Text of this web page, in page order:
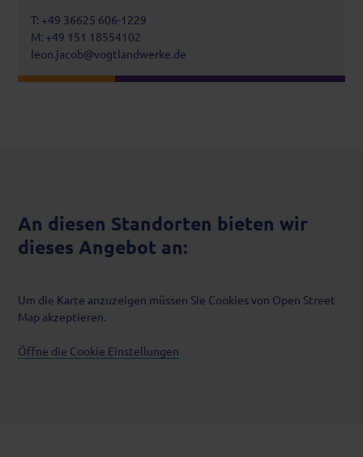
T: +49 36625 606-1229
M: +49 151 18554102
leon.jacob@vogtlandwerke.de
An diesen Standorten bieten wir
dieses Angebot an:
Um die Karte anzuzeigen müssen Sie Cookies von Open Street
Map akzeptieren.
Öffne die Cookie Einstellungen